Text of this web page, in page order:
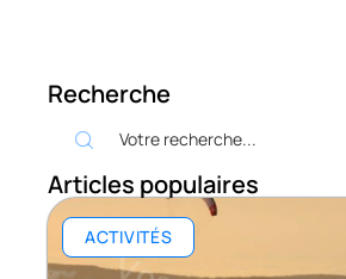
Recherche
Articles populaires
ACTIVITÉS